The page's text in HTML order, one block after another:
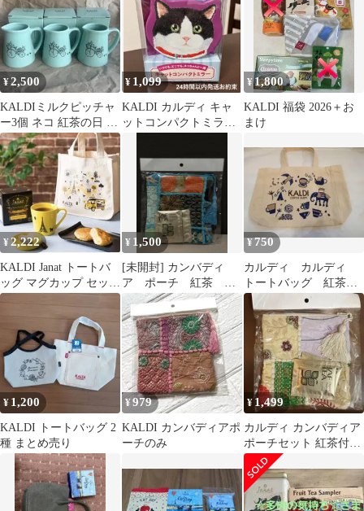
¥2,500
KALDIミルクピッチャ
ー3個 ネコ 紅茶の日 紅
茶バッグ カルディティ
ーグッズ
¥ 1,099
KALDI カルディ キャ
ットコンパクトミラー
¥1,800
KALDI 福袋 2026＋お
まけ
¥2,222
KALDI Janat トートバ
ッグ マグカップ セッ
ト 猫の日 2020
¥ 1,500
[未開封] カンバディ
ア ポーチ 紅茶 カ
ルディ
¥750
カルディ カルディ
トートバッグ 紅茶バ
ッグ
¥ 1,200
KALDI トートバッグ 2
種 まとめ売り
¥979
KALDI カンバディアポ
ーチのみ
¥ 1,499
カルディ カンバディア
ポーチセット 紅茶付き
ベージュ系 新品未開
封